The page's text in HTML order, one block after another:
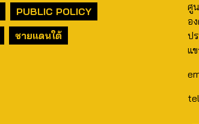
PUBLIC POLICY
ชายแดนใต้
ศู
อ
ป
แ